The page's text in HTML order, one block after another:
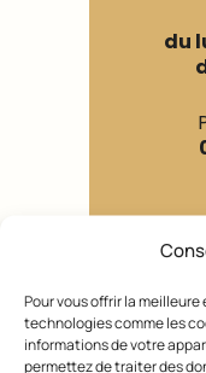
Pour vous offrir la
technologies comme les
informations de votre
permettez de traiter des
du